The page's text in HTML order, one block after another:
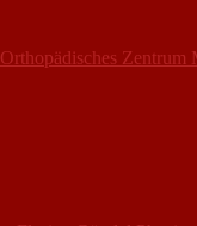
Orthopädisches Zentrum